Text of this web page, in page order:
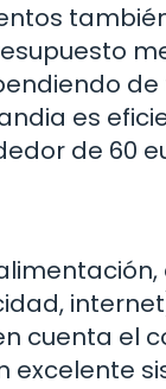
es
de 60
cuenta el
excelente